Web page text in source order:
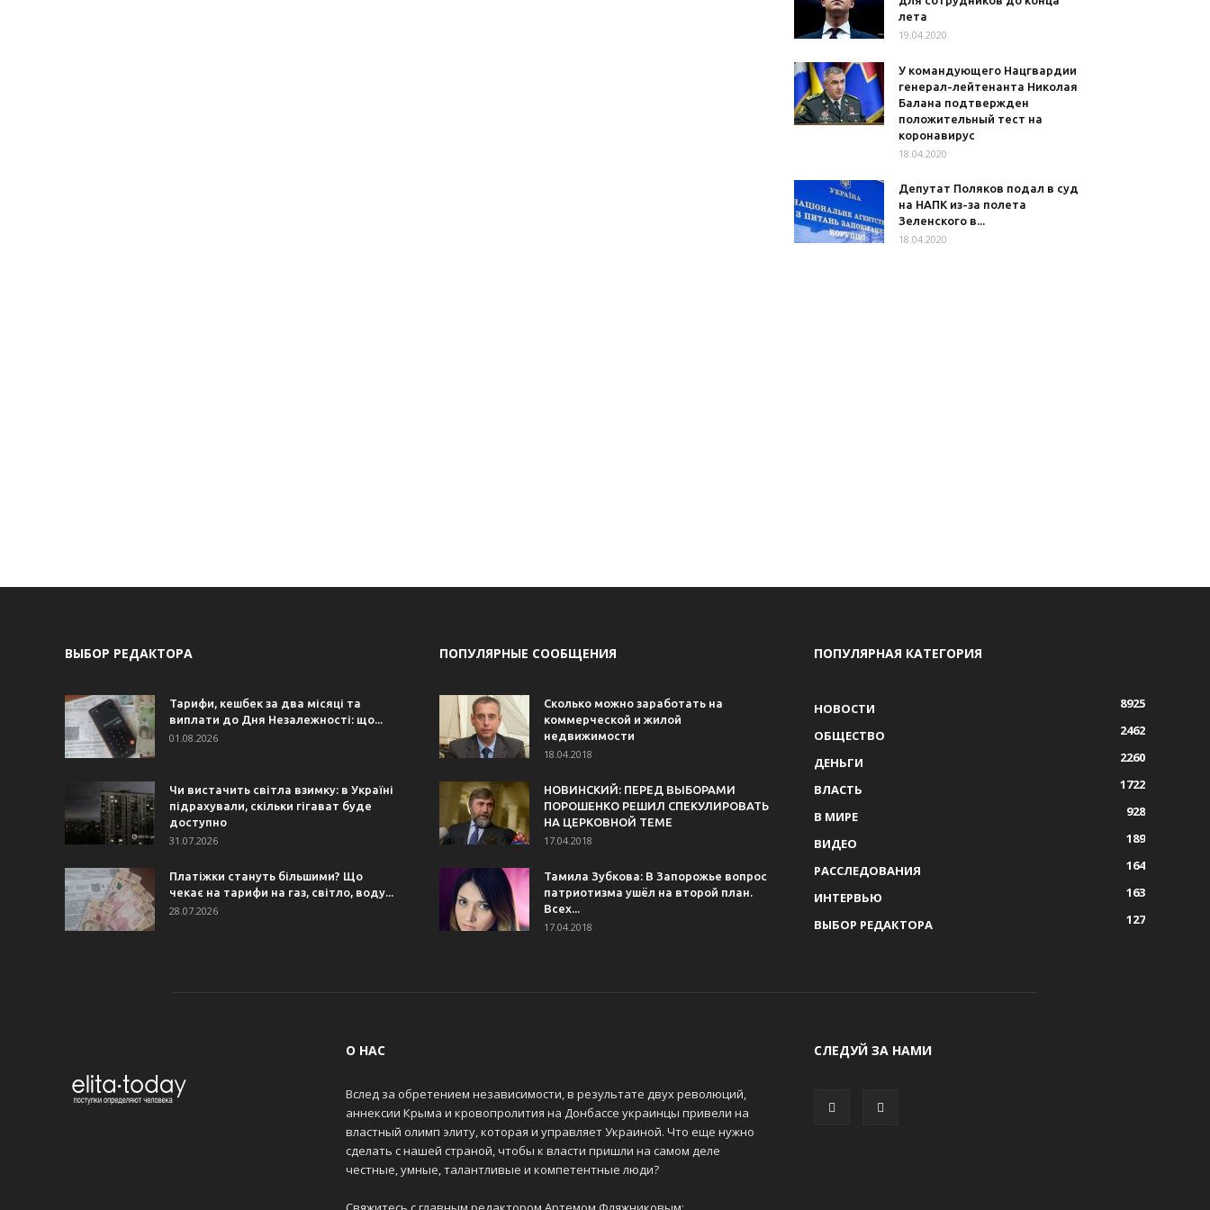
лета
19.04.2020
У командующего Нацгвардии
генерал-лейтенанта Николая
Балана подтвержден
положительный тест на
коронавирус
18.04.2020
Депутат Поляков подал в суд
на НАПК из-за полета
Зеленского в...
18.04.2020
ВЫБОР РЕДАКТОРА
Тарифи, кешбек за два місяці та
виплати до Дня Незалежності: що...
01.08.2026
Чи вистачить світла взимку: в Україні
підрахували, скільки гігават буде
доступно
31.07.2026
Платіжки стануть більшими? Що
чекає на тарифи на газ, світло, воду...
28.07.2026
ПОПУЛЯРНЫЕ СООБЩЕНИЯ
Сколько можно заработать на
коммерческой и жилой
недвижимости
18.04.2018
НОВИНСКИЙ: ПЕРЕД ВЫБОРАМИ
ПОРОШЕНКО РЕШИЛ СПЕКУЛИРОВАТЬ
НА ЦЕРКОВНОЙ ТЕМЕ
17.04.2018
Тамила Зубкова: В Запорожье вопрос
патриотизма ушёл на второй план.
Всех...
17.04.2018
ПОПУЛЯРНАЯ КАТЕГОРИЯ
НОВОСТИ
8925
ОБЩЕСТВО
2462
ДЕНЬГИ
2260
ВЛАСТЬ
1722
В МИРЕ
928
ВИДЕО
189
РАССЛЕДОВАНИЯ
164
ИНТЕРВЬЮ
163
ВЫБОР РЕДАКТОРА
127
О НАС
Вслед за обретением независимости, в результате двух революций,
аннексии Крыма и кровопролития на Донбассе украинцы привели на
властный олимп элиту, которая и управляет Украиной. Что еще нужно
сделать с нашей страной, чтобы к власти пришли на самом деле
честные, умные, талантливые и компетентные люди?
СЛЕДУЙ ЗА НАМИ